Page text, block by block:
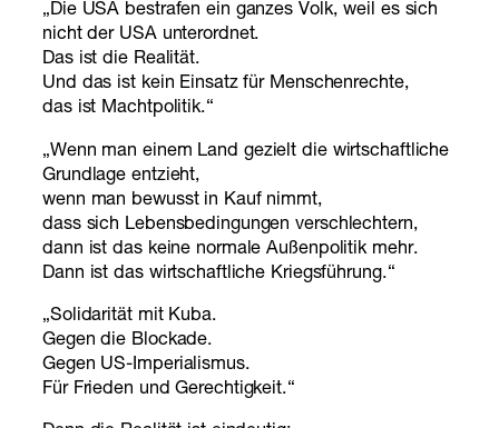
„Die USA bestrafen ein ganzes Volk, weil es sich
nicht der USA unterordnet.
Das ist die Realität.
Und das ist kein Einsatz für Menschenrechte,
das ist Machtpolitik.“
„Wenn man einem Land gezielt die wirtschaftliche
Grundlage entzieht,
wenn man bewusst in Kauf nimmt,
dass sich Lebensbedingungen verschlechtern,
dann ist das keine normale Außenpolitik mehr.
Dann ist das wirtschaftliche Kriegsführung.“
„Solidarität mit Kuba.
Gegen die Blockade.
Gegen US-Imperialismus.
Für Frieden und Gerechtigkeit.“